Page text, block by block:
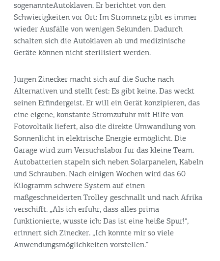
sogenannteAutoklaven. Er berichtet von den
Schwierigkeiten vor Ort: Im Stromnetz gibt es immer
wieder Ausfälle von wenigen Sekunden. Dadurch
schalten sich die Autoklaven ab und medizinische
Geräte können nicht sterilisiert werden.
Jürgen Zinecker macht sich auf die Suche nach
Alternativen und stellt fest: Es gibt keine. Das weckt
seinen Erfindergeist. Er will ein Gerät konzipieren, das
eine eigene, konstante Stromzufuhr mit Hilfe von
Fotovoltaik liefert, also die direkte Umwandlung von
Sonnenlicht in elektrische Energie ermöglicht. Die
Garage wird zum Versuchslabor für das kleine Team.
Autobatterien stapeln sich neben Solarpanelen, Kabeln
und Schrauben. Nach einigen Wochen wird das 60
Kilogramm schwere System auf einen
maßgeschneiderten Trolley geschnallt und nach Afrika
verschifft. „Als ich erfuhr, dass alles prima
funktionierte, wusste ich: Das ist eine heiße Spur!“,
erinnert sich Zinecker. „Ich konnte mir so viele
Anwendungsmöglichkeiten vorstellen.“